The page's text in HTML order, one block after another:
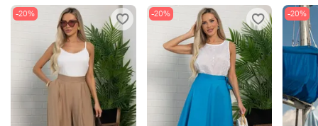
-20% -20% -20%